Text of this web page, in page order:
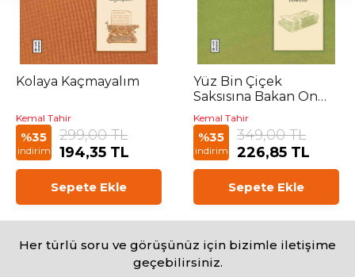
Kolaya Kaçmayalım
Kemal Tahir
%35
indirim
299,00 TL
194,35 TL
Sepete Ekle
Yüz Bin Çiçek
Saksısına Bakan On
Adam
Kemal Tahir
%35
indirim
349,00 TL
226,85 TL
Sepete Ekle
Her türlü soru ve görüşünüz için bizimle iletişime
geçebilirsiniz.